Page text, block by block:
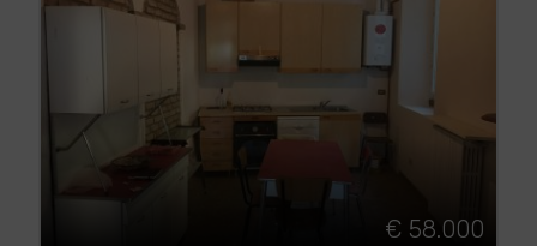
€ 58.000